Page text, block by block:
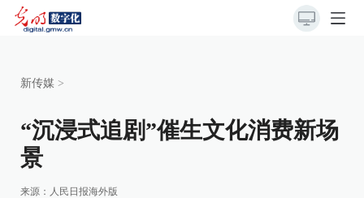
新传媒 >
“沉浸式追剧”催生文化消费新场
景
来源： 人民日报海外版